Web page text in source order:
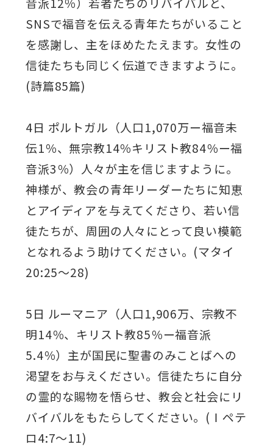
SNSで福音を伝える青年たちがいること
を感謝し、主をほめたたえます。女性の
信徒たちも同じく伝道できますように。
(詩篇85篇)
4日 ポルトガル（人口1,070万ー福音未
伝1％、無宗教14％キリスト教84％ー福
音派3％）人々が主を信じますように。
神様が、教会の青年リーダーたちに知恵
とアイディアを与えてくださり、若い信
徒たちが、周囲の人々にとって良い模範
となれるよう助けてください。(マタイ
20:25～28)
5日 ルーマニア（人口1,906万、宗教不
明14％、キリスト教85％ー福音派
5.4％）主が国民に聖書のみことばへの
渇望をお与えください。信徒たちに自分
の霊的な賜物を悟らせ、教会と社会にリ
バイバルをもたらしてください。(Ⅰペテ
ロ4:7～11)